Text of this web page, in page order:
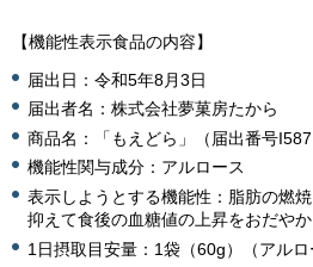
【機能性表示食品の内容】
届出日：令和5年8月3日
届出者名：株式会社夢菓房たから
商品名：「もえどら」（届出番号I587
機能性関与成分：アルロース
表示しようとする機能性：脂肪の燃
抑えて食後の血糖値の上昇をおだや
1日摂取目安量：1袋（60g）（アルロ